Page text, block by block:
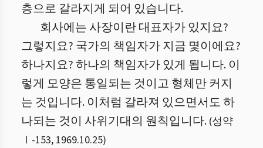
층으로 갈라지게 되어 있습니다.
회사에는 사장이란 대표자가 있지요?
그렇지요? 국가의 책임자가 지금 몇이에요?
하나지요? 하나의 책임자가 있게 됩니다. 이
렇게 모양은 통일되는 것이고 형체만 커지
는 것입니다. 이처럼 갈라져 있으면서도 하
나되는 것이 사위기대의 원칙입니다. (성약
Ⅰ -153, 1969.10.25)